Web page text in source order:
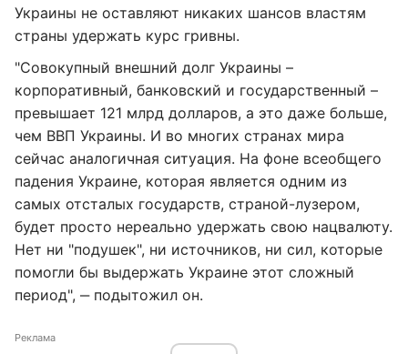
Украины не оставляют никаких шансов властям
страны удержать курс гривны.
"Совокупный внешний долг Украины –
корпоративный, банковский и государственный –
превышает 121 млрд долларов, а это даже больше,
чем ВВП Украины. И во многих странах мира
сейчас аналогичная ситуация. На фоне всеобщего
падения Украине, которая является одним из
самых отсталых государств, страной-лузером,
будет просто нереально удержать свою нацвалюту.
Нет ни "подушек", ни источников, ни сил, которые
помогли бы выдержать Украине этот сложный
период", ‒ подытожил он.
Реклама